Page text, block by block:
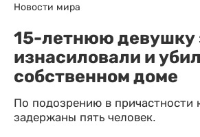
Новости мира
15-летнюю девушку
изнасиловали и
собственном доме
По подозрению в причастности
задержаны пять человек.